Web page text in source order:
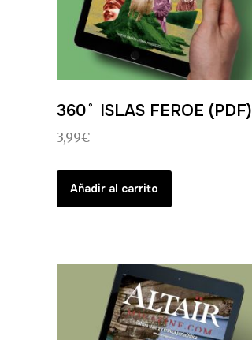
360˚ ISLAS FEROE (PDF)
3,99€
Añadir al carrito